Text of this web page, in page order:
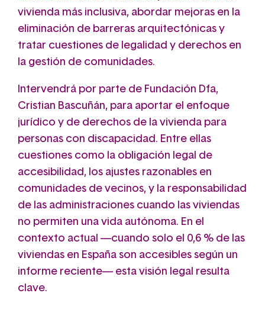
vivienda más inclusiva, abordar mejoras en la
eliminación de barreras arquitectónicas y
tratar cuestiones de legalidad y derechos en
la gestión de comunidades.
Intervendrá por parte de Fundación Dfa,
Cristian Bascuñán, para aportar el enfoque
jurídico y de derechos de la vivienda para
personas con discapacidad. Entre ellas
cuestiones como la obligación legal de
accesibilidad, los ajustes razonables en
comunidades de vecinos, y la responsabilidad
de las administraciones cuando las viviendas
no permiten una vida autónoma. En el
contexto actual —cuando solo el 0,6 % de las
viviendas en España son accesibles según un
informe reciente— esta visión legal resulta
clave.